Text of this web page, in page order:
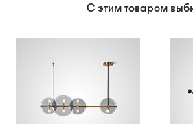
С этим товаром